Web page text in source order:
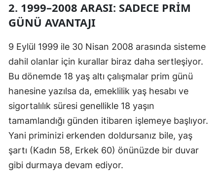
Sivas
Tekirdağ
Tokat
Trabzon
2. 1999–2008 ARASI: SADECE PRIM
GÜNÜ AVANTAJI
9 Eylül 1999 ile 30 Nisan 2008 arasında sisteme
dahil olanlar için kurallar biraz daha sertleşiyor.
Bu dönemde 18 yaş altı çalışmalar prim günü
hanesine yazılsa da, emeklilik yaş hesabı ve
sigortalılık süresi genellikle 18 yaşın
tamamlandığı günden itibaren işlemeye başlıyor.
Yani priminizi erkenden doldursanız bile, yaş
şartı (Kadın 58, Erkek 60) önünüzde bir duvar
gibi durmaya devam ediyor.